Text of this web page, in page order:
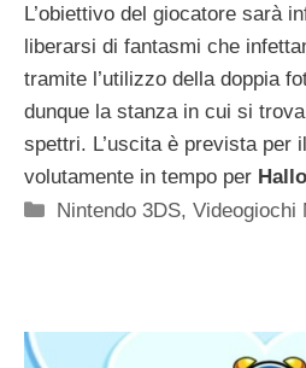
L’obiettivo del giocatore sarà
liberarsi di fantasmi che
tramite l’utilizzo della doppia
dunque la stanza in cui si
spettri. L’uscita è prevista per
volutamente in tempo per
Categorie
Nintendo 3DS,Videogiochi